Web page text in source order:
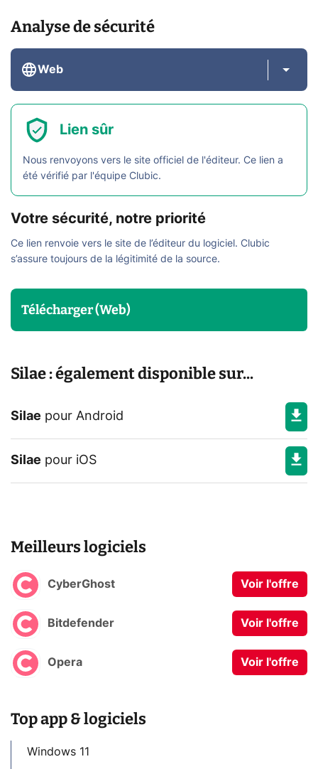
Analyse de sécurité
Web
Lien sûr
Nous renvoyons vers le site officiel de l'éditeur. Ce lien a
été vérifié par l'équipe Clubic.
Votre sécurité, notre priorité
Ce lien renvoie vers le site de l’éditeur du logiciel. Clubic
s’assure toujours de la légitimité de la source.
Télécharger (Web)
Silae : également disponible sur...
Silae pour Android
Silae pour iOS
Meilleurs logiciels
CyberGhost Voir l'offre
Bitdefender Voir l'offre
Opera Voir l'offre
Top app & logiciels
Windows 11